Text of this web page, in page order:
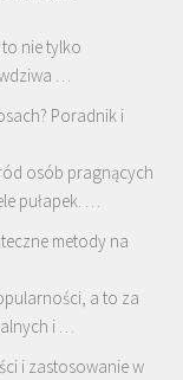
nie tylko
…
Poradnik i
osób pragnących
pułapek. …
metody na
a to za
i …
i zastosowanie w